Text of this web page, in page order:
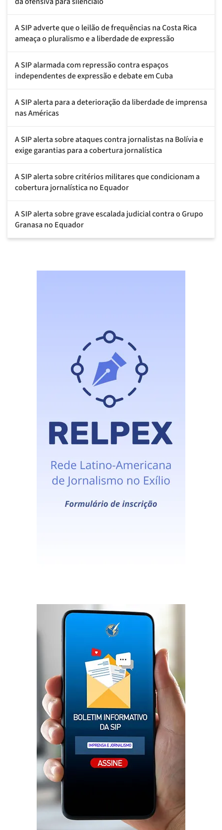
A SIP adverte que o leilão de frequências na Costa Rica
ameaça o pluralismo e a liberdade de expressão
A SIP alarmada com repressão contra espaços
independentes de expressão e debate em Cuba
A SIP alerta para a deterioração da liberdade de imprensa
nas Américas
A SIP alerta sobre ataques contra jornalistas na Bolívia e
exige garantias para a cobertura jornalística
A SIP alerta sobre critérios militares que condicionam a
cobertura jornalística no Equador
A SIP alerta sobre grave escalada judicial contra o Grupo
Granasa no Equador